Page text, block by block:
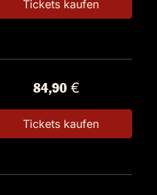
Tickets kaufen
84,90 €
Tickets kaufen